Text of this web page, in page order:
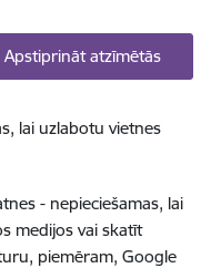
Apstiprināt atzīmētās
lai uzlabotu vietnes
- nepieciešamas, lai
medijos vai skatīt
piemēram, Google